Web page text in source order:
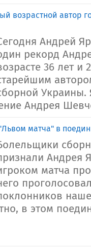
возрастной автор
Андрей
рекорд
36 лет и
Украины.
Андрея
матча" в
Андрея
матча
в этом